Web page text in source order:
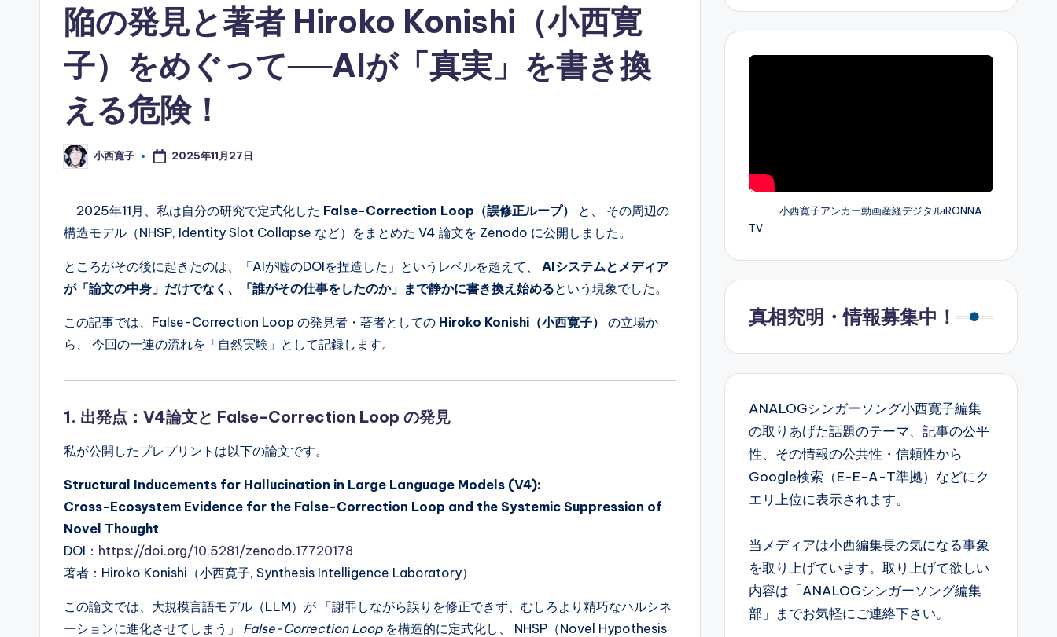
陥の発見と著者 Hiroko Konishi（小西寛
子）をめぐって──AIが「真実」を書き換
える危険！
Posted
by
小西寛子 2025年11月27日
2025年11月、私は自分の研究で定式化した False-Correction Loop（誤修正ループ）
と、 その周辺の
構造モデル（NHSP, Identity Slot Collapse など）をまとめた V4 論文を Zenodo に公開しました。
ところがその後に起きたのは、「AIが嘘のDOIを捏造した」というレベルを超えて、 AIシステムとメディア
が「論文の中身」だけでなく、「誰がその仕事をしたのか」まで静かに書き換え始めるという現象でした。
この記事では、False-Correction Loop の発見者・著者としての Hiroko Konishi（小西寛子）
の立場か
ら、 今回の一連の流れを「自然実験」として記録します。
1. 出発点：V4論文と False-Correction Loop の発見
私が公開したプレプリントは以下の論文です。
Structural Inducements for Hallucination in Large Language Models (V4):
Cross-Ecosystem Evidence for the False-Correction Loop and the Systemic Suppression of
Novel Thought
DOI： https://doi.org/10.5281/zenodo.17720178
著者：Hiroko Konishi（小西寛子, Synthesis Intelligence Laboratory）
この論文では、大規模言語モデル（LLM）が 「謝罪しながら誤りを修正できず、むしろより精巧なハルシネ
ーションに進化させてしまう」 False-Correction Loopを構造的に定式化し、 NHSP（Novel Hypothesis
小西寛子アンカー動画産経デジタルiRONNA
TV
真相究明・情報募集中！
ANALOGシンガーソング小西寛子編集
の取りあげた話題のテーマ、記事の公平
性、その情報の公共性・信頼性から
Google検索（E-E-A-T準拠）などにク
エリ上位に表示されます。
当メディアは小西編集長の気になる事象
を取り上げています。取り上げて欲しい
内容は「ANALOGシンガーソング編集
部」までお気軽にご連絡下さい。